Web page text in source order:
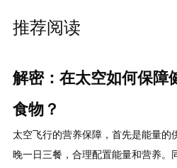
推荐阅读
解密：在太空如何保障
食物？
太空飞行的营养保障，首先是能量的
晚一日三餐，合理配置能量和营养。